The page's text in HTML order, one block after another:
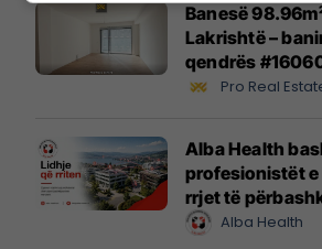
Banesë
Lakrishtë –
qendrës
Pro Real
Alba Health
profesionistët
rrjet të
Alba Health